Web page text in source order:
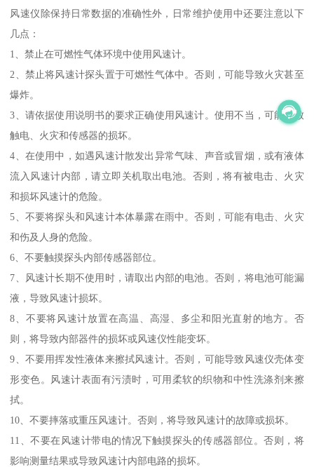
风速仪除保持日常数据的准确性外，日常维护使用中还要注意以下
几点：
1、禁止在可燃性气体环境中使用风速计。
2、禁止将风速计探头置于可燃性气体中。否则，可能导致火灾甚至
爆炸。
3、请依据使用说明书的要求正确使用风速计。使用不当，可能导致
触电、火灾和传感器的损坏。
4、在使用中，如遇风速计散发出异常气味、声音或冒烟，或有液体
流入风速计内部，请立即关机取出电池。否则，将有被电击、火灾
和损坏风速计的危险。
5、不要将探头和风速计本体暴露在雨中。否则，可能有电击、火灾
和伤及人身的危险。
6、不要触摸探头内部传感器部位。
7、风速计长期不使用时，请取出内部的电池。否则，将电池可能漏
液，导致风速计损坏。
8、不要将风速计放置在高温、高湿、多尘和阳光直射的地方。否
则，将导致内部器件的损坏或风速仪性能变坏。
9、不要用挥发性液体来擦拭风速计。否则，可能导致风速仪壳体变
形变色。风速计表面有污渍时，可用柔软的织物和中性洗涤剂来擦
拭。
10、不要摔落或重压风速计。否则，将导致风速计的故障或损坏。
11、不要在风速计带电的情况下触摸探头的传感器部位。否则，将
影响测量结果或导致风速计内部电路的损坏。